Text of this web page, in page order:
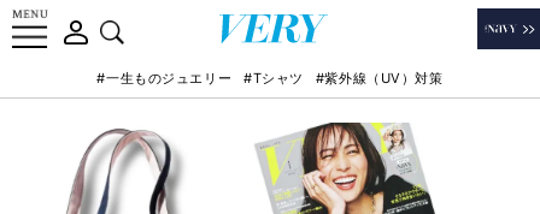
#一生ものジュエリー #Tシャツ #紫外線（UV）対策